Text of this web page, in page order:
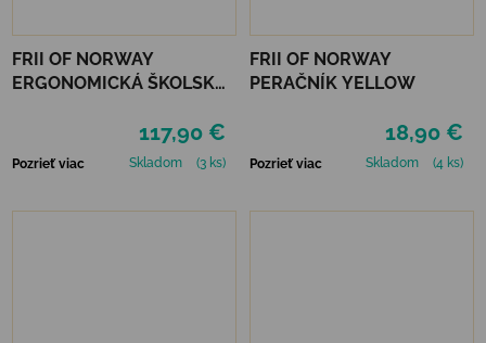
FRII OF NORWAY
ERGONOMICKÁ ŠKOLSKÁ
MERMAID LIGHT BLUE
117,90 €
Pozrieť viac Skladom (3 ks)
FRII OF NORWAY
PERAČNÍK YELLOW
18,90 €
Pozrieť viac Skladom (4 ks)